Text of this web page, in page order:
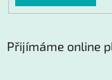
Přijímáme online